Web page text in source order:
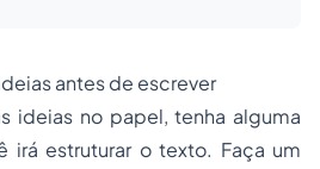
antes de escrever
ideias no papel, tenha alguma
irá estruturar o texto. Faça um